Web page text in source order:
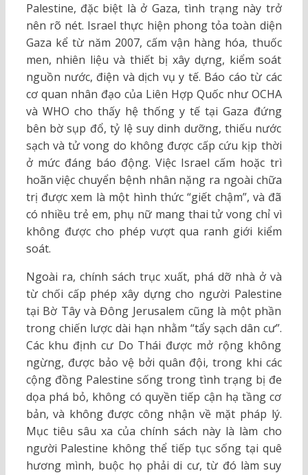
Palestine, đặc biệt là ở Gaza, tình trạng này trở
nên rõ nét. Israel thực hiện phong tỏa toàn diện
Gaza kể từ năm 2007, cấm vận hàng hóa, thuốc
men, nhiên liệu và thiết bị xây dựng, kiểm soát
nguồn nước, điện và dịch vụ y tế. Báo cáo từ các
cơ quan nhân đạo của Liên Hợp Quốc như OCHA
và WHO cho thấy hệ thống y tế tại Gaza đứng
bên bờ sụp đổ, tỷ lệ suy dinh dưỡng, thiếu nước
sạch và tử vong do không được cấp cứu kịp thời
ở mức đáng báo động. Việc Israel cấm hoặc trì
hoãn việc chuyển bệnh nhân nặng ra ngoài chữa
trị được xem là một hình thức “giết chậm”, và đã
có nhiều trẻ em, phụ nữ mang thai tử vong chỉ vì
không được cho phép vượt qua ranh giới kiểm
soát.
Ngoài ra, chính sách trục xuất, phá dỡ nhà ở và
từ chối cấp phép xây dựng cho người Palestine
tại Bờ Tây và Đông Jerusalem cũng là một phần
trong chiến lược dài hạn nhằm “tẩy sạch dân cư”.
Các khu định cư Do Thái được mở rộng không
ngừng, được bảo vệ bởi quân đội, trong khi các
cộng đồng Palestine sống trong tình trạng bị đe
dọa phá bỏ, không có quyền tiếp cận hạ tầng cơ
bản, và không được công nhận về mặt pháp lý.
Mục tiêu sâu xa của chính sách này là làm cho
người Palestine không thể tiếp tục sống tại quê
hương mình, buộc họ phải di cư, từ đó làm suy